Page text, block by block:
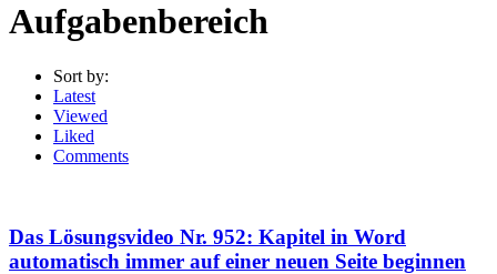
Aufgabenbereich
Sort by:
Latest
Viewed
Liked
Comments
Das Lösungsvideo Nr. 952: Kapitel in Word
automatisch immer auf einer neuen Seite beginnen